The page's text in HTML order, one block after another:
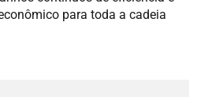
para toda a cadeia